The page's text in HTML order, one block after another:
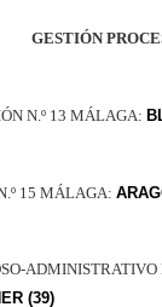
N.º 13 MÁLAGA:
15 MÁLAGA:
(39)